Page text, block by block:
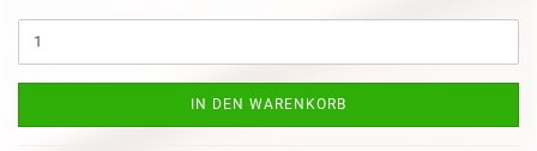
IN DEN WARENKORB